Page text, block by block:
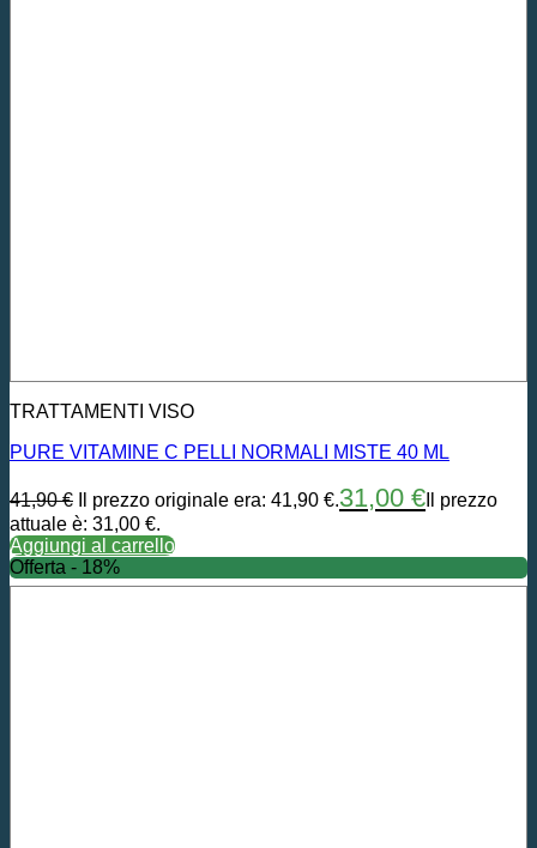
TRATTAMENTI VISO
PURE VITAMINE C PELLI NORMALI MISTE 40 ML
41,90€ Il prezzo originale era: 41,90 €.31,00 € Il prezzo
attuale è: 31,00 €.
Aggiungi al carrello
Offerta - 18%